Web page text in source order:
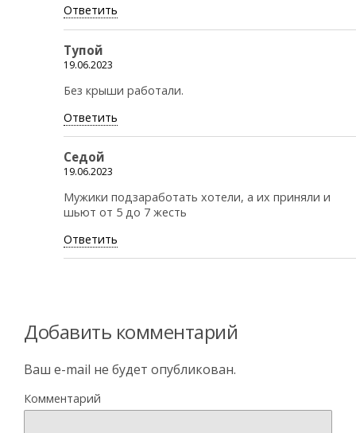
Ответить
Тупой
19.06.2023
Без крыши работали.
Ответить
Седой
19.06.2023
Мужики подзаработать хотели, а их приняли и
шьют от 5 до 7 жесть
Ответить
Добавить комментарий
Ваш e-mail не будет опубликован.
Комментарий